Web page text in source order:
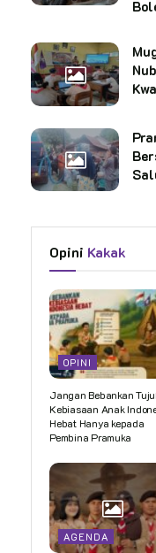
Opini Kakak
OPINI
Jangan Bebankan
Kebiasaan Anak
Hebat Hanya kepada
Pembina Pramuka
AGENDA